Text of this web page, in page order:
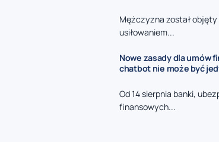
Mężczyzna został
usiłowaniem...
Nowe zasady dla umów
chatbot nie może być
Od 14 sierpnia banki,
finansowych...